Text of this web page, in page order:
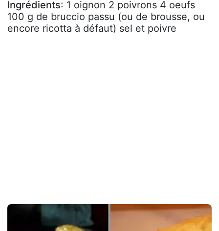
Ingrédients: 1 oignon 2 poivrons 4 oeufs
100 g de bruccio passu (ou de brousse, ou
encore ricotta à défaut) sel et poivre